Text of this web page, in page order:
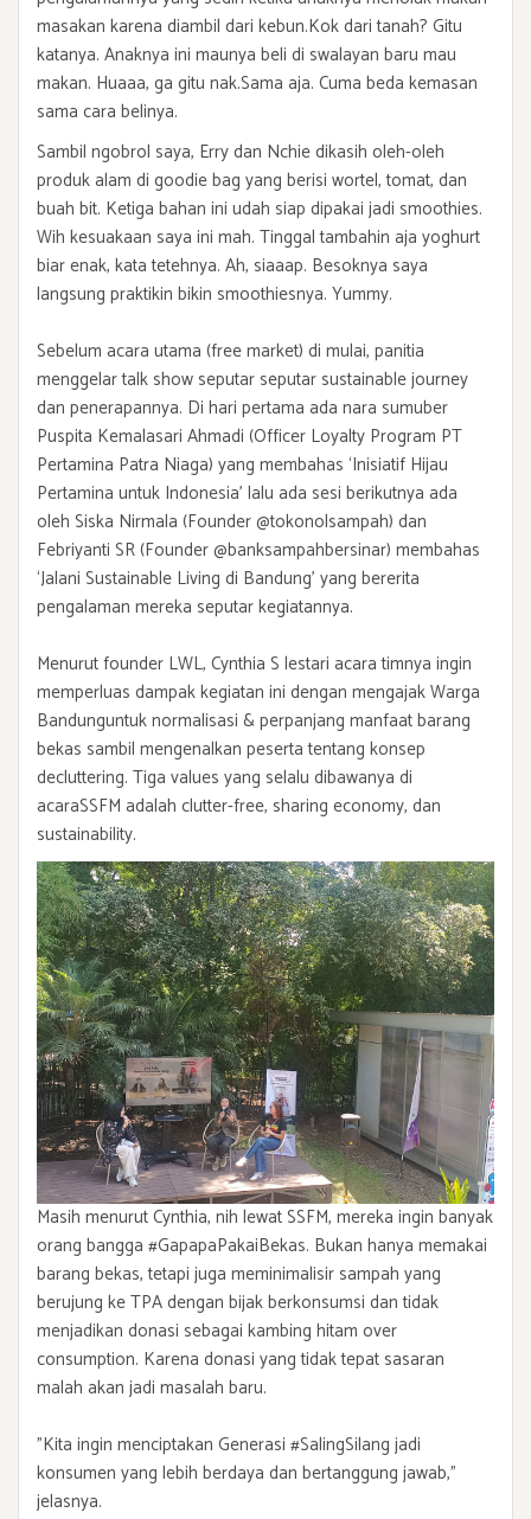
masakan karena diambil dari kebun.Kok dari tanah? Gitu
katanya. Anaknya ini maunya beli di swalayan baru mau
makan. Huaaa, ga gitu nak.Sama aja. Cuma beda kemasan
sama cara belinya.
Sambil ngobrol saya, Erry dan Nchie dikasih oleh-oleh
produk alam di goodie bag yang berisi wortel, tomat, dan
buah bit. Ketiga bahan ini udah siap dipakai jadi smoothies.
Wih kesuakaan saya ini mah. Tinggal tambahin aja yoghurt
biar enak, kata tetehnya. Ah, siaaap. Besoknya saya
langsung praktikin bikin smoothiesnya. Yummy.
Sebelum acara utama (free market) di mulai, panitia
menggelar talk show seputar seputar sustainable journey
dan penerapannya. Di hari pertama ada nara sumuber
Puspita Kemalasari Ahmadi (Officer Loyalty Program PT
Pertamina Patra Niaga) yang membahas ‘Inisiatif Hijau
Pertamina untuk Indonesia’ lalu ada sesi berikutnya ada
oleh Siska Nirmala (Founder @tokonolsampah) dan
Febriyanti SR (Founder @banksampahbersinar) membahas
‘Jalani Sustainable Living di Bandung’ yang bererita
pengalaman mereka seputar kegiatannya.
Menurut founder LWL, Cynthia S lestari acara timnya ingin
memperluas dampak kegiatan ini dengan mengajak Warga
Bandunguntuk normalisasi & perpanjang manfaat barang
bekas sambil mengenalkan peserta tentang konsep
decluttering. Tiga values yang selalu dibawanya di
acaraSSFM adalah clutter-free, sharing economy, dan
sustainability.
Masih menurut Cynthia, nih lewat SSFM, mereka ingin banyak
orang bangga #GapapaPakaiBekas. Bukan hanya memakai
barang bekas, tetapi juga meminimalisir sampah yang
berujung ke TPA dengan bijak berkonsumsi dan tidak
menjadikan donasi sebagai kambing hitam over
consumption. Karena donasi yang tidak tepat sasaran
malah akan jadi masalah baru.
"Kita ingin menciptakan Generasi #SalingSilang jadi
konsumen yang lebih berdaya dan bertanggung jawab,”
jelasnya.